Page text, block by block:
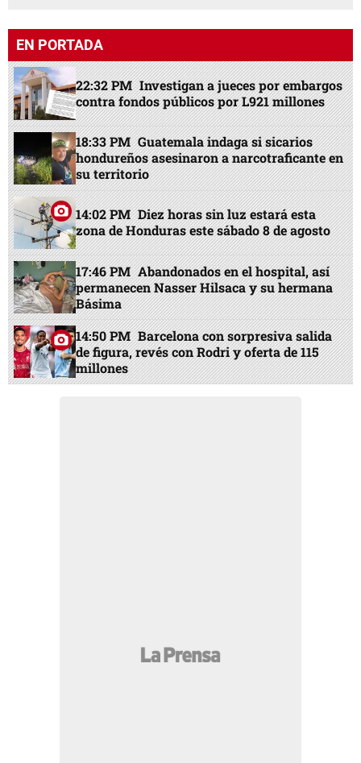
EN PORTADA
22:32 PM Investigan a jueces por embargos
contra fondos públicos por L921 millones
18:33 PM Guatemala indaga si sicarios
hondureños asesinaron a narcotraficante en
su territorio
14:02 PM Diez horas sin luz estará esta
zona de Honduras este sábado 8 de agosto
17:46 PM Abandonados en el hospital, así
permanecen Nasser Hilsaca y su hermana
Básima
14:50 PM Barcelona con sorpresiva salida
de figura, revés con Rodri y oferta de 115
millones